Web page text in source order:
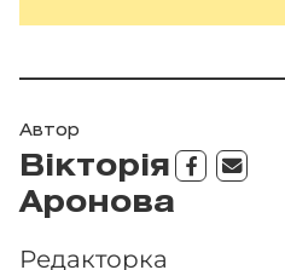
Автор
Вікторія
Аронова
Редакторка